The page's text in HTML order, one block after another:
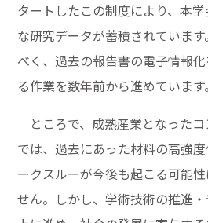
タートしたこの制度により、本
な研究データが蓄積されていま
べく、過去の報告書の電子情報
る作業を数年前から進めています。
ところで、成熟産業となった
では、過去にあった材料の高強
ークスルーが今後も起こる可能
せん。しかし、学術技術の推進